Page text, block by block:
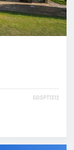
GDSPT1312